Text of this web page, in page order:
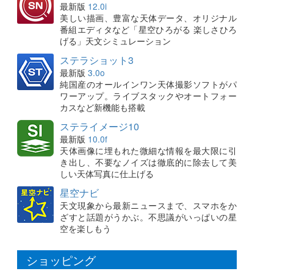
最新版 12.0i
美しい描画、豊富な天体データ、オリジナル
番組エディタなど「星空ひろがる 楽しさひろ
げる」天文シミュレーション
ステラショット3
最新版 3.0o
純国産のオールインワン天体撮影ソフトがパ
ワーアップ。ライブスタックやオートフォー
カスなど新機能も搭載
ステライメージ10
最新版 10.0f
天体画像に埋もれた微細な情報を最大限に引
き出し、不要なノイズは徹底的に除去して美
しい天体写真に仕上げる
星空ナビ
天文現象から最新ニュースまで、スマホをか
ざすと話題がうかぶ。不思議がいっぱいの星
空を楽しもう
ショッピング